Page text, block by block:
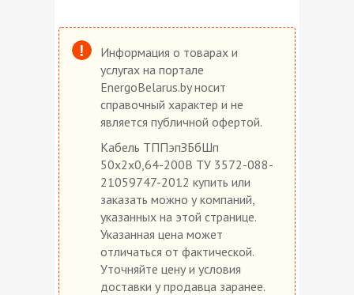
Информация о товарах и
услугах на портале
EnergoBelarus.by носит
справочный характер и не
является публичной офертой.
Кабель ТППэпЗБбШп
50х2х0,64-200В ТУ 3572-088-
21059747-2012 купить или
заказать можно у компаний,
указанных на этой странице.
Указанная цена может
отличаться от фактической.
Уточняйте цену и условия
доставки у продавца заранее.